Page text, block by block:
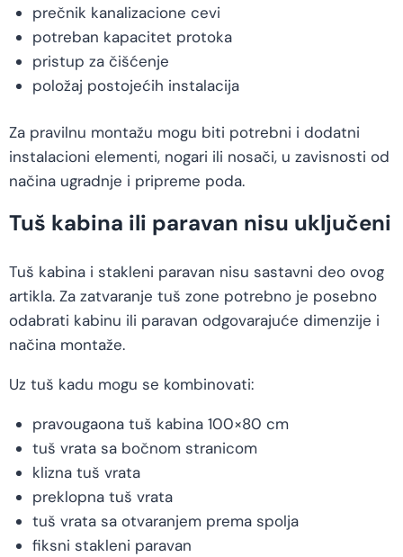
prečnik kanalizacione cevi
potreban kapacitet protoka
pristup za čišćenje
položaj postojećih instalacija
Za pravilnu montažu mogu biti potrebni i dodatni
instalacioni elementi, nogari ili nosači, u zavisnosti od
načina ugradnje i pripreme poda.
Tuš kabina ili paravan nisu uključeni
Tuš kabina i stakleni paravan nisu sastavni deo ovog
artikla. Za zatvaranje tuš zone potrebno je posebno
odabrati kabinu ili paravan odgovarajuće dimenzije i
načina montaže.
Uz tuš kadu mogu se kombinovati:
pravougaona tuš kabina 100×80 cm
tuš vrata sa bočnom stranicom
klizna tuš vrata
preklopna tuš vrata
tuš vrata sa otvaranjem prema spolja
fiksni stakleni paravan